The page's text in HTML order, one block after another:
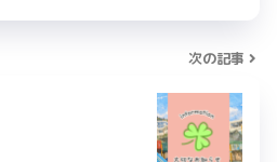
次の記事